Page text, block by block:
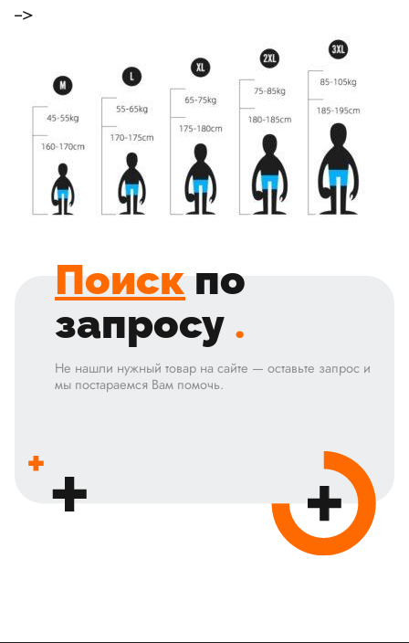
-->
Поиск по
запросу .
Не нашли нужный товар на сайте — оставьте запрос и
мы постараемся Вам помочь.